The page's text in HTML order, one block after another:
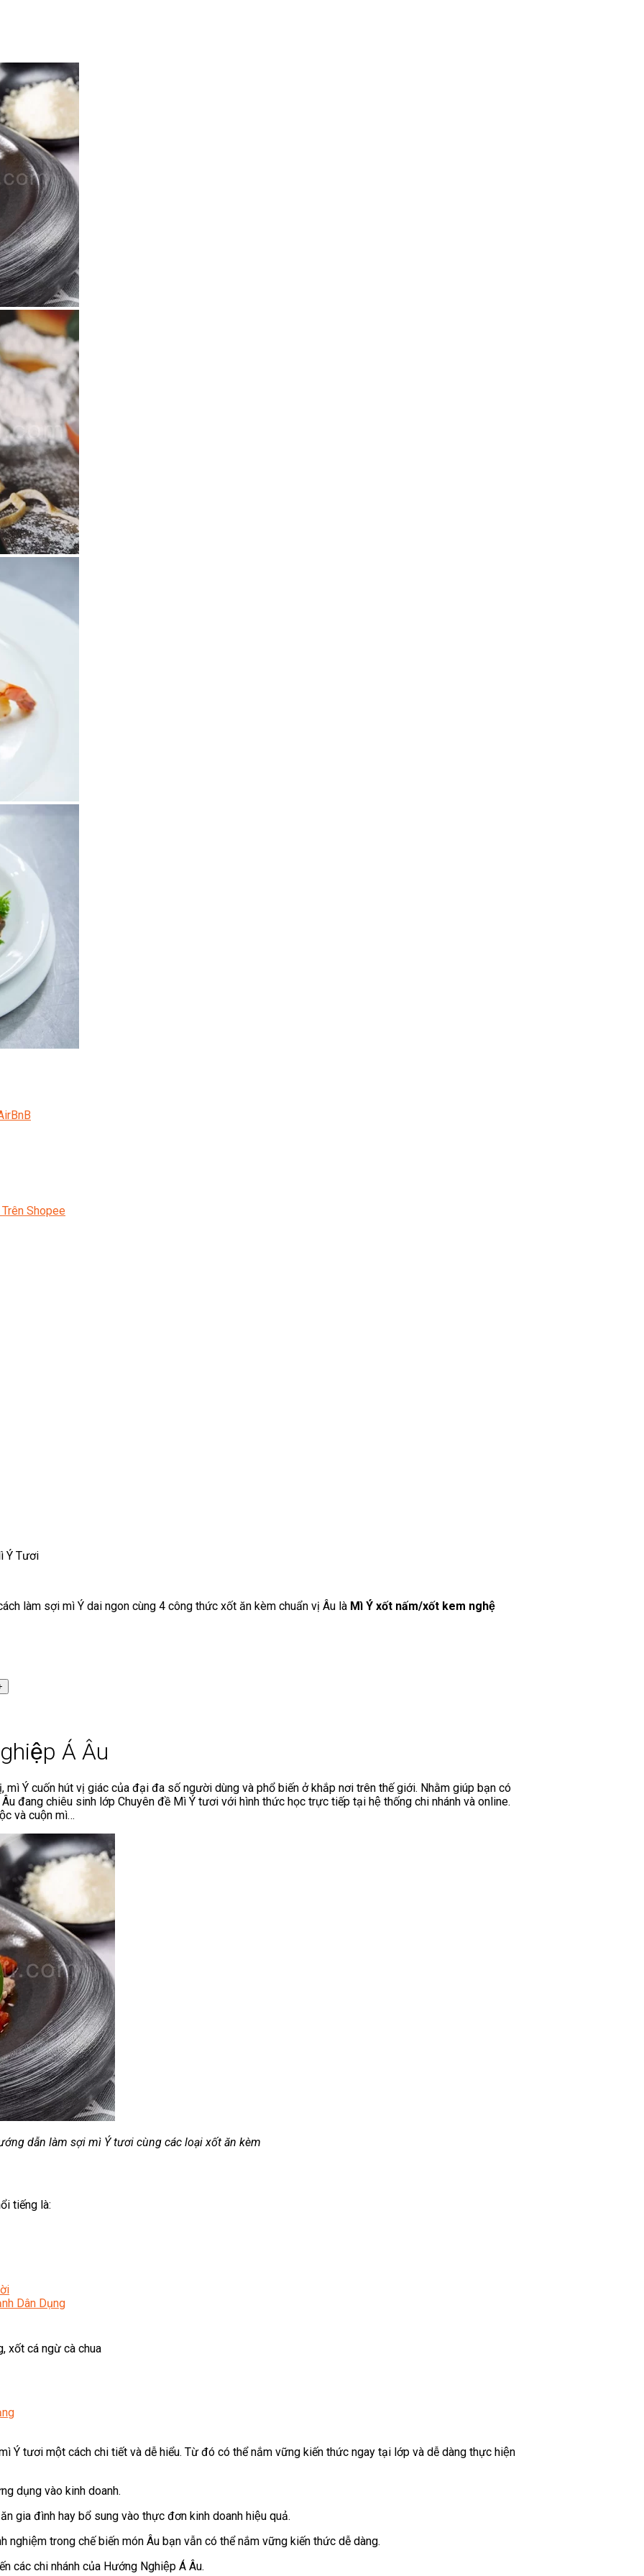
Shopee
Dân Dụng
Ý Tươi
làm sợi mì Ý dai ngon cùng 4 công thức xốt ăn kèm chuẩn vị Âu là Mì Ý xốt nấm/xốt kem nghệ
Á Âu
Ý cuốn hút vị giác của đại đa số người dùng và phổ biến ở khắp nơi trên thế giới. Nhằm giúp bạn có
đang chiêu sinh lớp Chuyên đề Mì Ý tươi với hình thức học trực tiếp tại hệ thống chi nhánh và online.
và cuộn mì…
dẫn làm sợi mì Ý tươi cùng các loại xốt ăn kèm
tiếng là:
xốt cá ngừ cà chua
Ý tươi một cách chi tiết và dễ hiểu. Từ đó có thể nắm vững kiến thức ngay tại lớp và dễ dàng thực hiện
dụng vào kinh doanh.
gia đình hay bổ sung vào thực đơn kinh doanh hiệu quả.
trong chế biến món Âu bạn vẫn có thể nắm vững kiến thức dễ dàng.
các chi nhánh của Hướng Nghiệp Á Âu.